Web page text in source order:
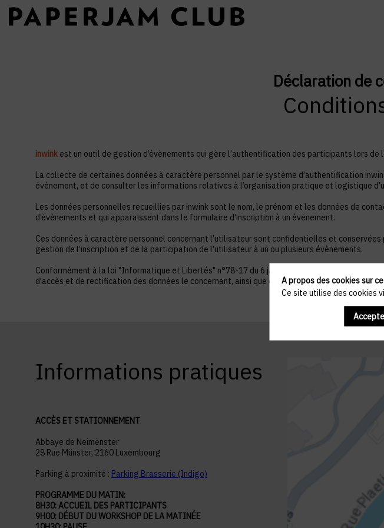
Déclaration de
inwink est un outil de gestion d’évènements qui gère l’authentification des participants lors de
La collecte de certaines données à caractère personnel par le système d’authentification
évènement, et de consulter les informations relatives à l’organisation pratique et logistique
Les données personnelles recueillies par inwink sont le nom, le prénom et les données de
d’évènements et qui apparaissent dans le formulaire d’inscription à un évènement.
Ces données à caractère personnel concernant l’utilisateur sont confidentielles et
gestion de l’inscription et de la participation de l’utilisateur à un ou plusieurs évènements.
Conformément à la loi "Informatique et Libertés" n°78-17 du 6 janvier 1978 telle que
d'accès et de rectification des données le concernant, ainsi que du droit de s’opposer à ce
Informations pratiques
ACCÈS ET STATIONNEMENT
Abbaye de Neimënster
28 Rue Münster, 2160 Luxembourg
Parking à proximité : Parking Brasserie (Indigo)
PROGRAMME DU MATIN:
8H30: ACCUEIL DES PARTICIPANTS
9H00: DÉBUT DU WORKSHOP DE LA MATINÉE
A propos des cookies sur
Ce site utilise des cookies